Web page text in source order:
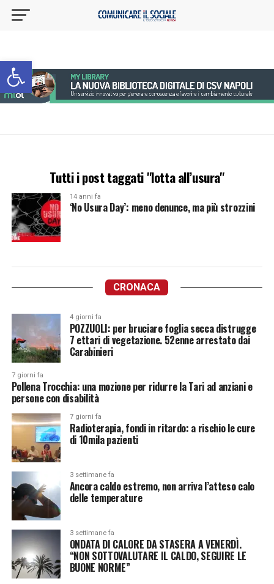
Apri la barra degli strumenti
Tutti i post taggati "lotta all’usura"
14 anni fa
‘No Usura Day’: meno denunce, ma più strozzini
CRONACA
4 giorni fa
POZZUOLI: per bruciare foglia secca distrugge
7 ettari di vegetazione. 52enne arrestato dai
Carabinieri
7 giorni fa
Pollena Trocchia: una mozione per ridurre la Tari ad anziani e
persone con disabilità
7 giorni fa
Radioterapia, fondi in ritardo: a rischio le cure
di 10mila pazienti
3 settimane fa
Ancora caldo estremo, non arriva l’atteso calo
delle temperature
3 settimane fa
ONDATA DI CALORE DA STASERA A VENERDÌ.
“NON SOTTOVALUTARE IL CALDO, SEGUIRE LE
BUONE NORME”